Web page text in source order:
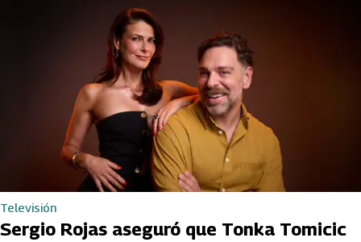
Televisión
Sergio Rojas aseguró que Tonka Tomicic